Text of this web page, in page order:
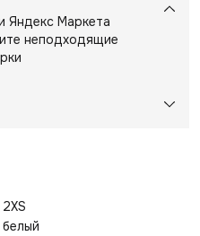
Яндекс Маркета
неподходящие
2XS
белый